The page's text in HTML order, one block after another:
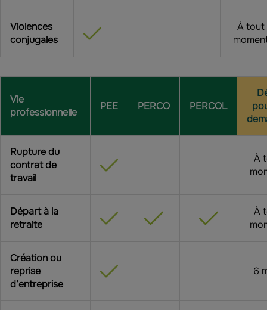
Violences
conjugales
À tout
Vie
professionnelle
PEE PERCO PERCOL
Rupture du
contrat de
travail
À
Départ à la
retraite
À
Création ou
reprise
d’entreprise
6